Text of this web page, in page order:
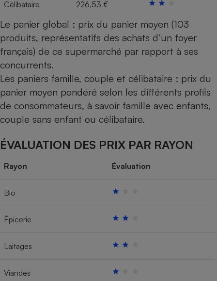
Célibataire 226,53 €
Le panier global : prix du panier moyen (103
produits, représentatifs des achats d’un foyer
français) de ce supermarché par rapport à ses
concurrents.
Les paniers famille, couple et célibataire : prix du
panier moyen pondéré selon les différents profils
de consommateurs, à savoir famille avec enfants,
couple sans enfant ou célibataire.
ÉVALUATION DES PRIX PAR RAYON
Rayon Évaluation
Bio
Épicerie
Laitages
Viandes